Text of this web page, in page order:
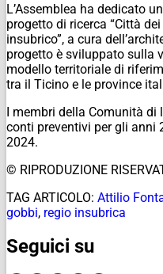
L’Assemblea ha dedicato
progetto di ricerca “Città
insubrico”, a cura
progetto è sviluppato sulla
modello territoriale di
tra il Ticino e le province
I membri della Comunità
conti preventivi per gli anni
2024.
© RIPRODUZIONE
TAG ARTICOLO: Attilio
gobbi, regio insubrica
Seguici su